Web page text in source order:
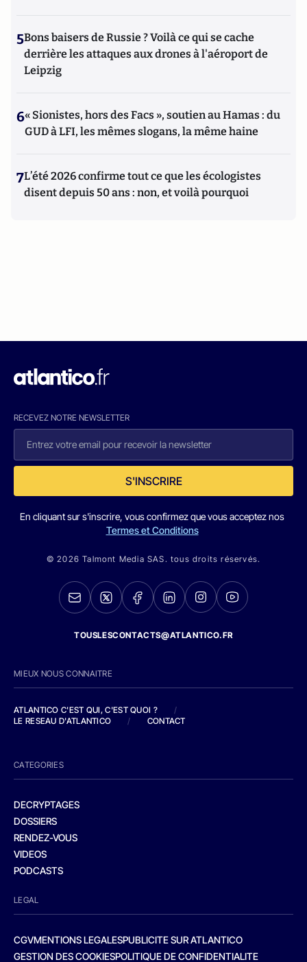
5Bons baisers de Russie ? Voilà ce qui se cache
derrière les attaques aux drones à l'aéroport de
Leipzig
6« Sionistes, hors des Facs », soutien au Hamas : du
GUD à LFI, les mêmes slogans, la même haine
7L’été 2026 confirme tout ce que les écologistes
disent depuis 50 ans : non, et voilà pourquoi
RECEVEZ NOTRE NEWSLETTER
S'INSCRIRE
En cliquant sur s'inscrire, vous confirmez que vous acceptez nos
Termes et Conditions
© 2026 Talmont Media SAS. tous droits réservés.
TOUSLESCONTACTS@ATLANTICO.FR
MIEUX NOUS CONNAITRE
ATLANTICO C'EST QUI, C'EST QUOI ?
/
LE RESEAU D'ATLANTICO
/ CONTACT
CATEGORIES
DECRYPTAGES
DOSSIERS
RENDEZ-VOUS
VIDEOS
PODCASTS
LEGAL
CGVMENTIONS LEGALESPUBLICITE SUR ATLANTICO
GESTION DES COOKIESPOLITIQUE DE CONFIDENTIALITE